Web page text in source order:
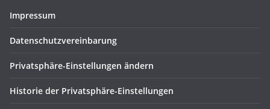
Impressum
Datenschutzvereinbarung
Privatsphäre-Einstellungen ändern
Historie der Privatsphäre-Einstellungen